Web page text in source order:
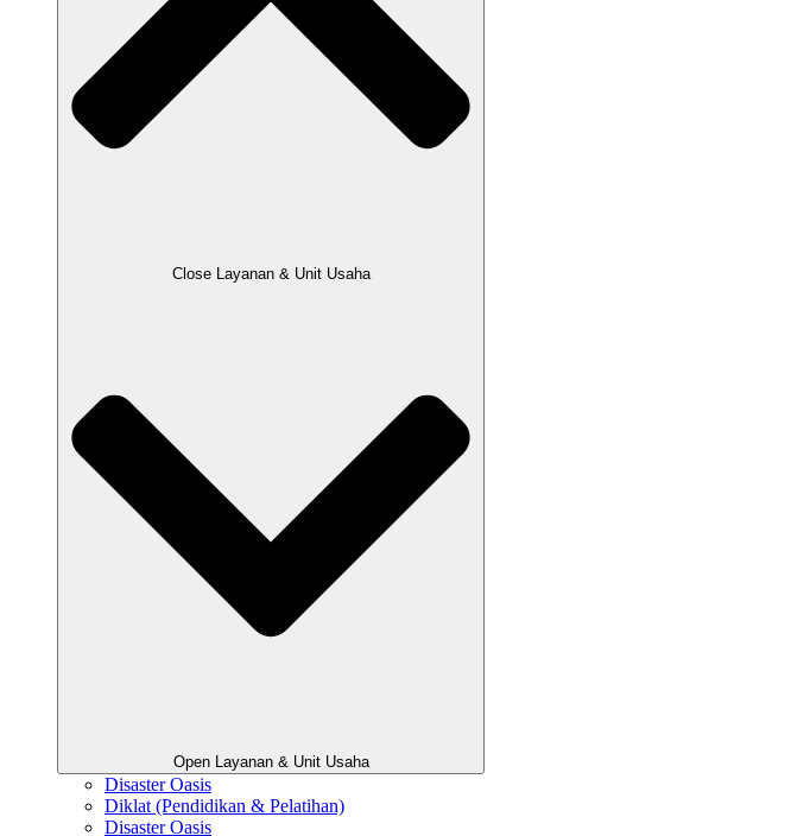
Close Layanan & Unit Usaha
Open Layanan & Unit Usaha
Disaster Oasis
Diklat (Pendidikan & Pelatihan)
Disaster Oasis